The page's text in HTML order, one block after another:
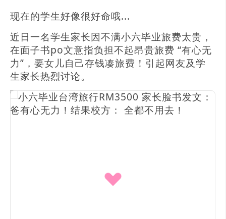
现在的学生好像很好命哦...
近日一名学生家长因不满小六毕业旅费太贵，
在面子书po文意指负担不起昂贵旅费 “有心无
力”，要女儿自己存钱凑旅费！引起网友及学
生家长热烈讨论。